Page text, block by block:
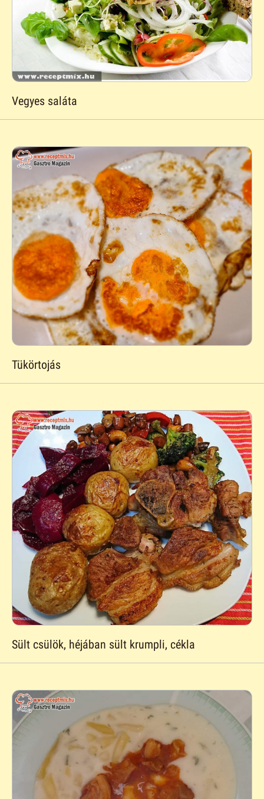
Vegyes saláta
Tükörtojás
Sült csülök, héjában sült krumpli, cékla